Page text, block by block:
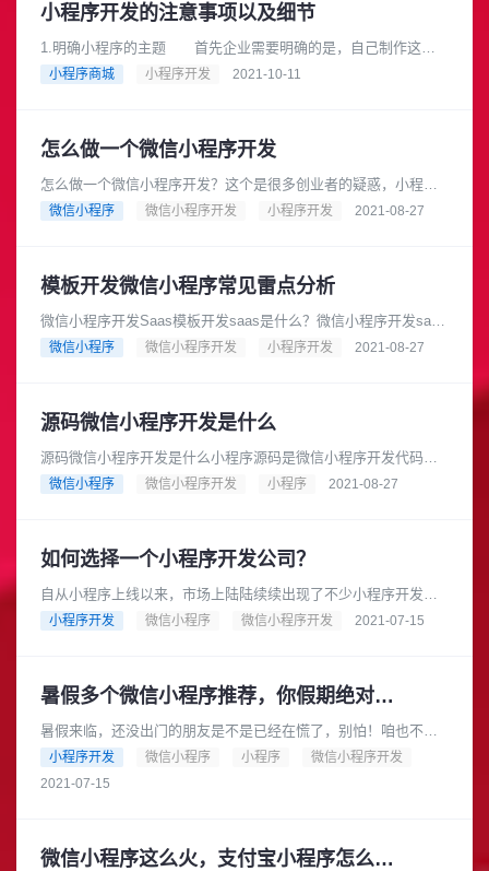
小程序开发的注意事项以及细节
1.明确小程序的主题 首先企业需要明确的是，自己制作这个
小程序是为了什么，希望达成什么样的目的，以及如何依靠小程
小程序商城 小程序开发 2021-10-11
怎么做一个微信小程序开发
怎么做一个微信小程序开发？这个是很多创业者的疑惑，小程序
不知道什么时候慢慢垄断了我们的生活。成为我们离不开的一部
微信小程序 微信小程序开发 小程序开发 2021-08-27
模板开发微信小程序常见雷点分析
微信小程序开发Saas模板开发saas是什么？微信小程序开发saas
模板现在是很常见的一种通过互联网提供软件服务的模式，用户
微信小程序 微信小程序开发 小程序开发 2021-08-27
源码微信小程序开发是什么
源码微信小程序开发是什么小程序源码是微信小程序开发代码，
技术人员开发并添加功能等等。是制作小程序的源码，利用一些
微信小程序 微信小程序开发 小程序 2021-08-27
如何选择一个小程序开发公司？
自从小程序上线以来，市场上陆陆续续出现了不少小程序开发制
作公司，它们开发出来的产品报价也会有一些差别，那么该如何
小程序开发 微信小程序 微信小程序开发 2021-07-15
暑假多个微信小程序推荐，你假期绝对用得到
暑假来临，还没出门的朋友是不是已经在慌了，别怕！咱也不用
坐以待毙，可以从别的角度入手，让自己更轻松一点~所以，今天
我就想给大家带来一些实用的......
小程序开发 微信小程序 小程序
微信小程序开发
2021-07-15
微信小程序这么火，支付宝小程序怎么办？